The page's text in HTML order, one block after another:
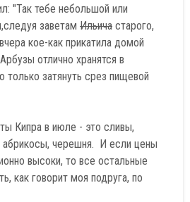
"Так тебе небольшой или
заветам Ильича старого,
кое-как прикатила домой
отлично хранятся в
только затянуть срез пищевой
Кипра в июле - это сливы,
абрикосы, черешня. И если цены
высоки, то все остальные
как говорит моя подруга, по